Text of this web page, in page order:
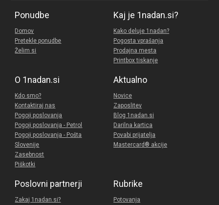
Ponudbe
Domov
Pretekle ponudbe
Želim si
Kaj je 1nadan.si?
Kako deluje 1nadan?
Pogosta vprašanja
Prodajna mesta
Printbox tiskanje
O 1nadan.si
Kdo smo?
Kontaktiraj nas
Pogoji poslovanja
Pogoji poslovanja - Petrol
Pogoji poslovanja - Pošta
Slovenije
Zasebnost
Piškotki
Aktualno
Novice
Zaposlitev
Blog 1nadan.si
Darilna kartica
Povabi prijatelja
Mastercard® akcije
Poslovni partnerji
Zakaj 1nadan.si?
Rubrike
Potovanja